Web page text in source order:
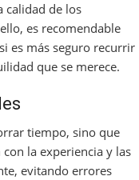
calidad de los
es recomendable
es más seguro recurrir
que se merece.
tiempo, sino que
la experiencia y las
evitando errores